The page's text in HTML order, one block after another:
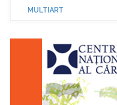
MULTIART